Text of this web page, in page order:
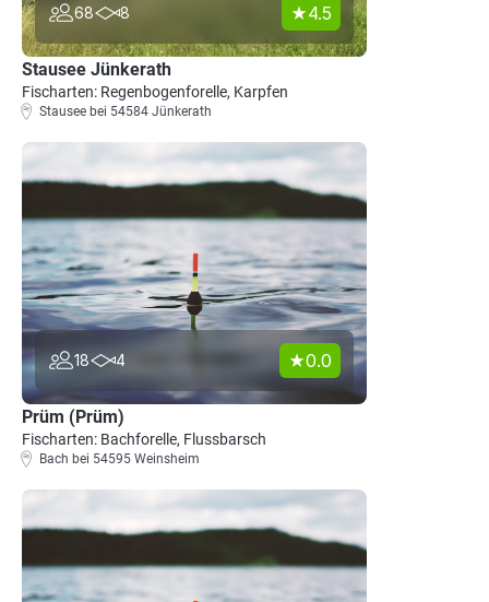
68 8 4.5
Stausee Jünkerath
Fischarten: Regenbogenforelle, Karpfen
Stausee bei 54584 Jünkerath
18 4 0.0
Prüm (Prüm)
Fischarten: Bachforelle, Flussbarsch
Bach bei 54595 Weinsheim